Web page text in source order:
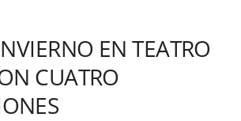
EN TEATRO
CUATRO